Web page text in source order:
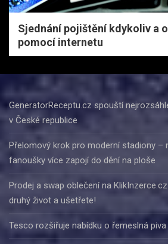
Sjednání pojištění kdykoliv a
pomocí internetu
GeneratorReceptu.cz spouští
v České republice
Přelomový krok pro moderní stadiony –
fanoušky více zapojí do dění na ploše
Prodej a swap oblečení na
druhý život a ušetřete!
Tesco rozšiřuje nabídku o řemeslná